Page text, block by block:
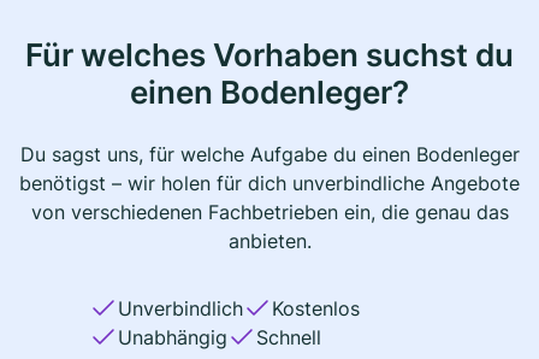
Für welches Vorhaben suchst du
einen Bodenleger?
Du sagst uns, für welche Aufgabe du einen Bodenleger
benötigst – wir holen für dich unverbindliche Angebote
von verschiedenen Fachbetrieben ein, die genau das
anbieten.
Unverbindlich
Kostenlos
Unabhängig
Schnell